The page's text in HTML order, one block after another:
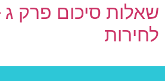
שאלות סיכום פרק
לחירות